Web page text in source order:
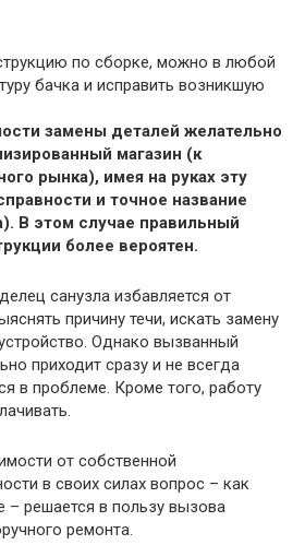
по сборке, можно в любой
бачка и исправить возникшую
замены деталей желательно
магазин (к
рынка), имея на руках эту
и точное название
В этом случае правильный
более вероятен.
санузла избавляется от
причину течи, искать замену
Однако вызванный
приходит сразу и не всегда
в проблеме. Кроме того, работу
от собственной
в своих силах вопрос – как
– решается в пользу вызова
ремонта.